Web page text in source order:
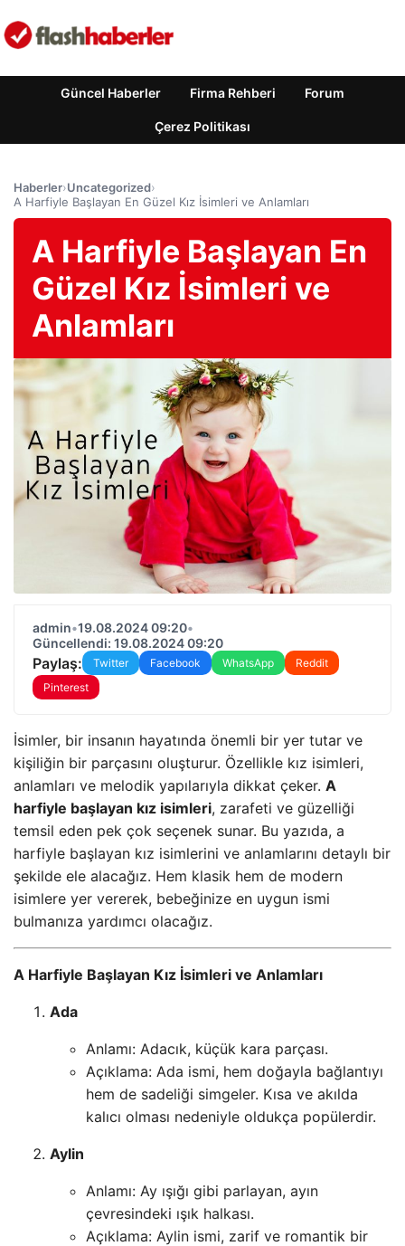
Güncel Haberler Firma Rehberi Forum
Çerez Politikası
Haberler›Uncategorized›
A Harfiyle Başlayan En Güzel Kız İsimleri ve Anlamları
A Harfiyle Başlayan En
Güzel Kız İsimleri ve
Anlamları
admin•19.08.2024 09:20•
Güncellendi: 19.08.2024 09:20
Paylaş: Twitter Facebook WhatsApp
Reddit
Pinterest
İsimler, bir insanın hayatında önemli bir yer tutar ve
kişiliğin bir parçasını oluşturur. Özellikle kız isimleri,
anlamları ve melodik yapılarıyla dikkat çeker. A
harfiyle başlayan kız isimleri, zarafeti ve güzelliği
temsil eden pek çok seçenek sunar. Bu yazıda, a
harfiyle başlayan kız isimlerini ve anlamlarını detaylı bir
şekilde ele alacağız. Hem klasik hem de modern
isimlere yer vererek, bebeğinize en uygun ismi
bulmanıza yardımcı olacağız.
A Harfiyle Başlayan Kız İsimleri ve Anlamları
Ada
Anlamı: Adacık, küçük kara parçası.
Açıklama: Ada ismi, hem doğayla bağlantıyı
hem de sadeliği simgeler. Kısa ve akılda
kalıcı olması nedeniyle oldukça popülerdir.
Aylin
Anlamı: Ay ışığı gibi parlayan, ayın
çevresindeki ışık halkası.
Açıklama: Aylin ismi, zarif ve romantik bir